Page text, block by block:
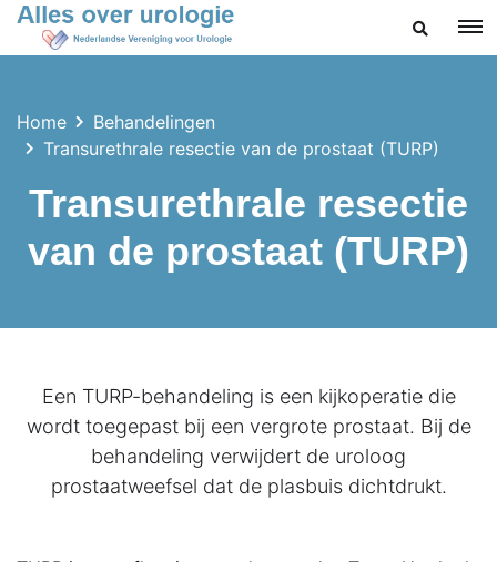
ZOEKEN
Home
Behandelingen
Transurethrale resectie van de prostaat (TURP)
Transurethrale resectie
van de prostaat (TURP)
Een TURP-behandeling is een kijkoperatie die
wordt toegepast bij een vergrote prostaat. Bij de
behandeling verwijdert de uroloog
prostaatweefsel dat de plasbuis dichtdrukt.